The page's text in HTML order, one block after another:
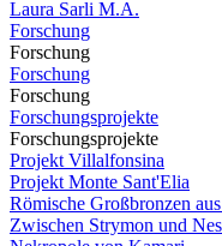
Laura Sarli M.A.
Forschung
Forschung
Forschung
Forschung
Forschungsprojekte
Forschungsprojekte
Projekt Villalfonsina
Projekt Monte Sant'Elia
Römische Großbronzen
Zwischen Strymon und